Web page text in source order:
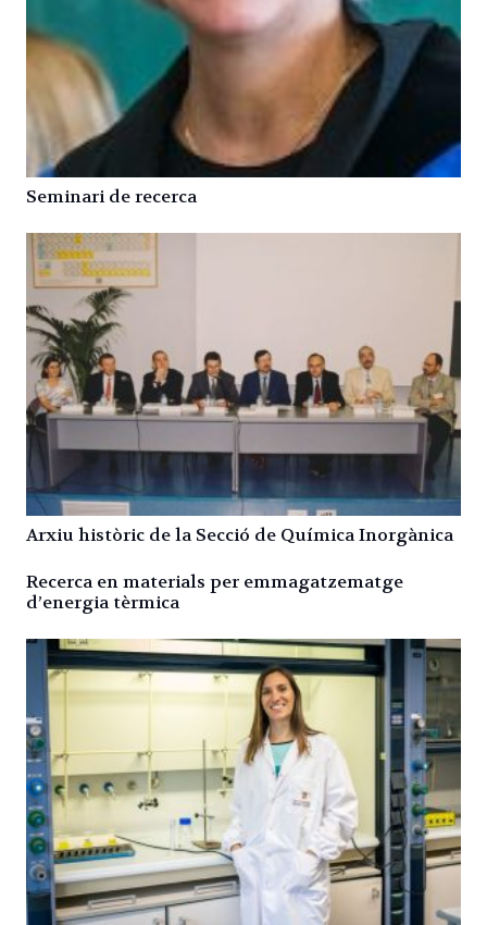
Seminari de recerca
Arxiu històric de la Secció de Química Inorgànica
Recerca en materials per emmagatzematge
d’energia tèrmica